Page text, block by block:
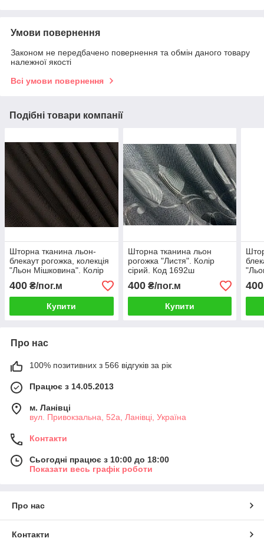
Умови повернення
Законом не передбачено повернення та обмін даного товару
належної якості
Всі умови повернення
Подібні товари компанії
Шторна тканина льон-
блекаут рогожка, колекція
"Льон Мішковина". Колір
венге. Код 1180ш
400 ₴/пог.м
Купити
Шторна тканина льон
рогожка "Листя". Колір
сірий. Код 1692ш
400₴/пог.м
Купити
400
Про нас
100% позитивних з 566 відгуків за рік
Працює з 14.05.2013
м. Ланівці
вул. Привокзальна, 52а, Ланівці, Україна
Контакти
Сьогодні працює з 10:00 до 18:00
Показати весь графік роботи
Про нас
Контакти